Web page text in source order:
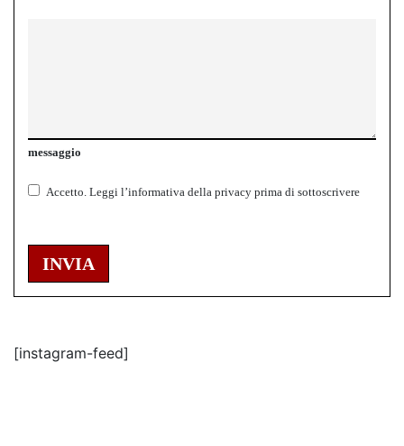
messaggio
Accetto. Leggi l’informativa della privacy prima di sottoscrivere
INVIA
[instagram-feed]